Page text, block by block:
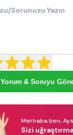
Yorum & Soruyu
Merhaba ben,
Sizi